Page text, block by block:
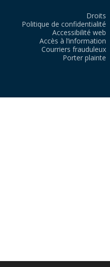
Droits
Politique de confidentialité
Accessibilité web
Accès à l’information
Courriers frauduleux
Porter plainte